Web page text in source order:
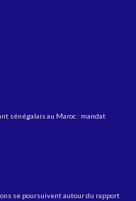
sénégalais au Maroc : mandat
se poursuivent autour du rapport